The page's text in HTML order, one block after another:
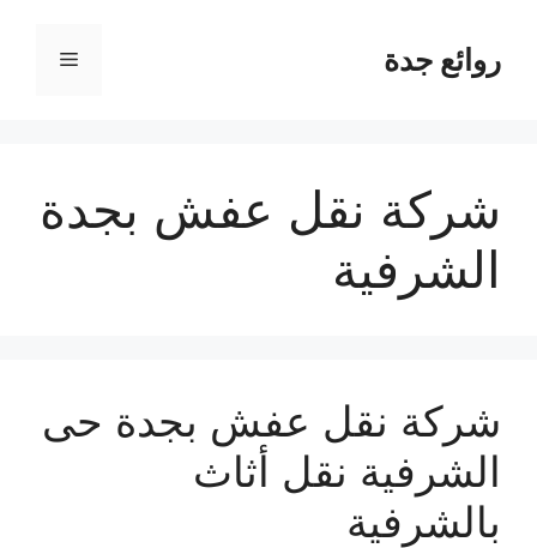
المحتوىروائع جدة القائمة
شركة نقل عفش بجدة
الشرفية
شركة نقل عفش بجدة حى
الشرفية نقل أثاث
بالشرفية